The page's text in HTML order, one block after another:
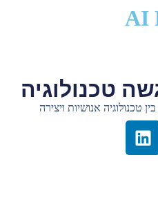
AI
טכנולוגיה
טכנולוגיה אנושיות ויצירה